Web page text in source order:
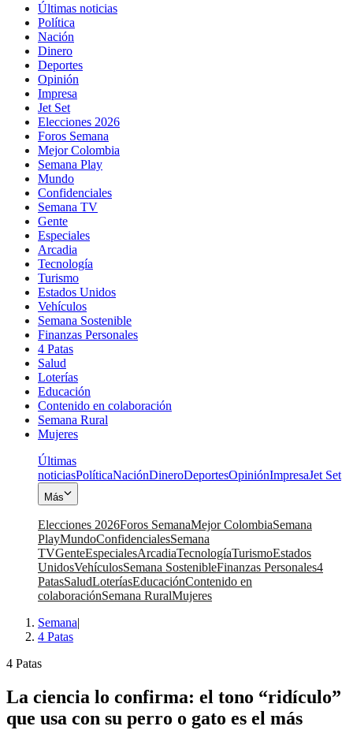
Últimas noticias
Política
Nación
Dinero
Deportes
Opinión
Impresa
Jet Set
Elecciones 2026
Foros Semana
Mejor Colombia
Semana Play
Mundo
Confidenciales
Semana TV
Gente
Especiales
Arcadia
Tecnología
Turismo
Estados Unidos
Vehículos
Semana Sostenible
Finanzas Personales
4 Patas
Salud
Loterías
Educación
Contenido en colaboración
Semana Rural
Mujeres
Últimas
noticiasPolíticaNaciónDineroDeportesOpiniónImpresaJet Set
Más
Elecciones 2026Foros SemanaMejor ColombiaSemana
PlayMundoConfidencialesSemana
TVGenteEspecialesArcadiaTecnologíaTurismoEstados
UnidosVehículosSemana SostenibleFinanzas Personales4
PatasSaludLoteríasEducaciónContenido en
colaboraciónSemana RuralMujeres
Semana|
4 Patas
4 Patas
La ciencia lo confirma: el tono “ridículo”
que usa con su perro o gato es el más